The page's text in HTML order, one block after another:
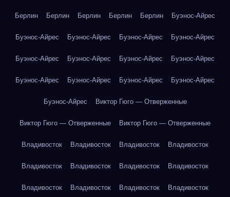
Берлин Берлин Берлин Берлин Берлин Буэнос-Айрес
Буэнос-Айрес Буэнос-Айрес Буэнос-Айрес Буэнос-Айрес
Буэнос-Айрес Буэнос-Айрес Буэнос-Айрес Буэнос-Айрес
Буэнос-Айрес Буэнос-Айрес Буэнос-Айрес Буэнос-Айрес
Буэнос-Айрес Виктор Гюго — Отверженные
Виктор Гюго — Отверженные Виктор Гюго — Отверженные
Владивосток Владивосток Владивосток Владивосток
Владивосток Владивосток Владивосток Владивосток
Владивосток Владивосток Владивосток Владивосток